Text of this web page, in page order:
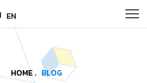
in the of the page as possible:
EN
HOME . BLOG